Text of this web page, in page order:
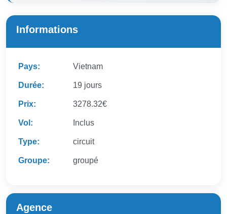
Informations
Pays: Vietnam
Durée: 19 jours
Prix: 3278.32€
Vol: Inclus
Type: circuit
Groupe: groupé
Agence